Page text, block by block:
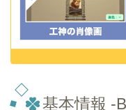
基本情報 -